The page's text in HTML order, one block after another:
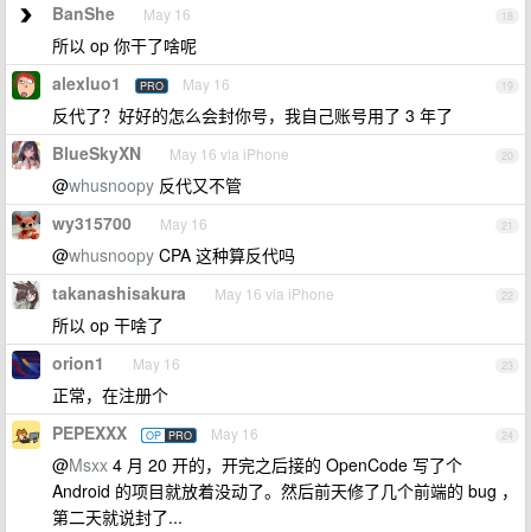
18
BanShe May 16
所以 op 你干了啥呢
19
alexluo1 PRO May 16
反代了？好好的怎么会封你号，我自己账号用了 3 年了
20
BlueSkyXN May 16 via iPhone
@whusnoopy 反代又不管
21
wy315700 May 16
@whusnoopy CPA 这种算反代吗
22
takanashisakura May 16 via iPhone
所以 op 干啥了
23
orion1 May 16
正常，在注册个
24
PEPEXXX OP PRO May 16
@Msxx 4 月 20 开的，开完之后接的 OpenCode 写了个
Android 的项目就放着没动了。然后前天修了几个前端的 bug ，
第二天就说封了...